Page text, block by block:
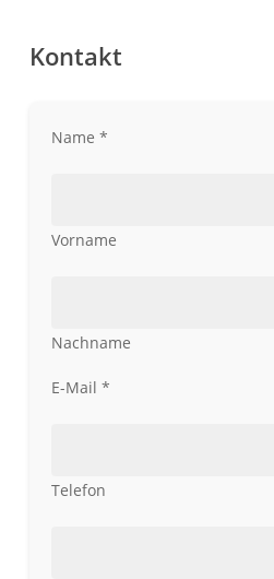
Kontakt
Name *
Vorname
Nachname
Kommentar
E-Mail *
Telefon